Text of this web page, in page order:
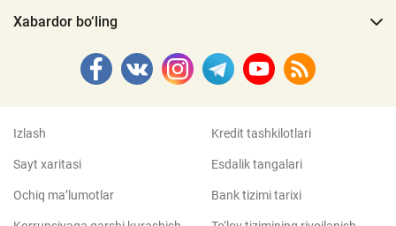
Xabardor bo‘ling
Izlash
Sayt xaritasi
Ochiq ma’lumotlar
Kredit tashkilotlari
Esdalik tangalari
Bank tizimi tarixi